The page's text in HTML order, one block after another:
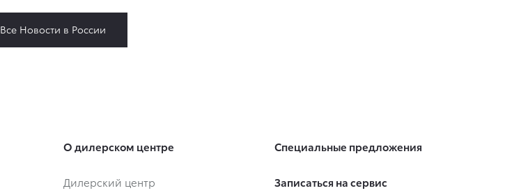
Все Новости в России
О дилерском центре
Дилерский центр
Специальные предложения
Записаться на сервис